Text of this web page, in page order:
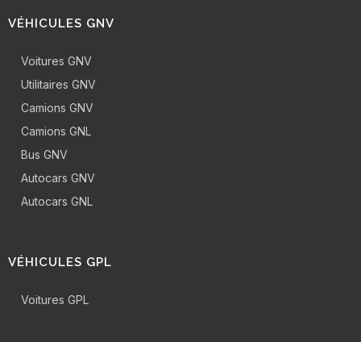
VÉHICULES GNV
Voitures GNV
Utilitaires GNV
Camions GNV
Camions GNL
Bus GNV
Autocars GNV
Autocars GNL
VÉHICULES GPL
Voitures GPL